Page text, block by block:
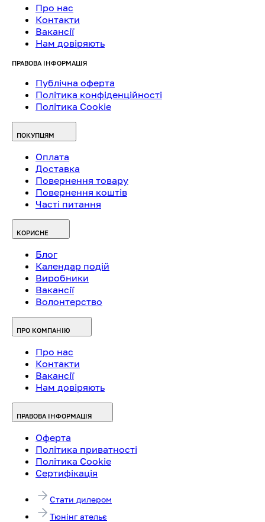
Про нас
Контакти
Вакансії
Нам довіряють
ПРАВОВА ІНФОРМАЦІЯ
Публічна оферта
Політика конфіденційності
Політика Cookie
ПОКУПЦЯМ
Оплата
Доставка
Повернення товару
Повернення коштів
Часті питання
КОРИСНЕ
Блог
Календар подій
Виробники
Вакансії
Волонтерство
ПРО КОМПАНІЮ
Про нас
Контакти
Вакансії
Нам довіряють
ПРАВОВА ІНФОРМАЦІЯ
Оферта
Політика приватності
Політика Cookie
Сертифікація
Стати дилером
Тюнінг ательє